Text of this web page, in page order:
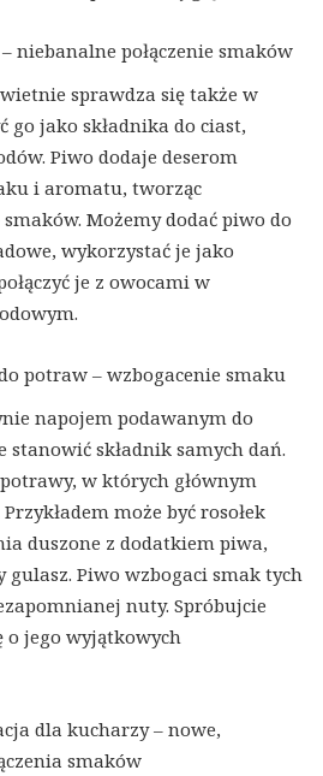
niebanalne połączenie smaków
sprawdza się także w
go jako składnika do ciast,
Piwo dodaje deserom
i aromatu, tworząc
Możemy dodać piwo do
wykorzystać je jako
je z owocami w
potraw – wzbogacenie smaku
napojem podawanym do
stanowić składnik samych dań.
w których głównym
może być rosołek
duszone z dodatkiem piwa,
Piwo wzbogaci smak tych
nuty. Spróbujcie
o jego wyjątkowych
dla kucharzy – nowe,
smaków